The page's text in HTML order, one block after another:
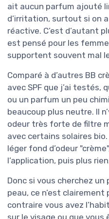
ait aucun parfum ajouté
d’irritation, surtout si on
réactive. C’est d’autant
est pensé pour les
supportent souvent mal
Comparé à d’autres BB
avec SPF que j’ai testés,
ou un parfum un peu
beaucoup plus neutre. Il
odeur très forte de filtre
avec certains solaires
léger fond d’odeur
l’application, puis plus
Donc si vous cherchez
peau, ce n’est clairement
contraire vous avez